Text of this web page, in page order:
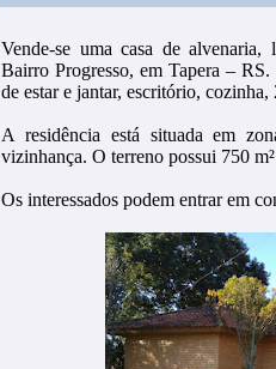
Vende-se uma casa de
Bairro Progresso, em Tapera –
de estar e jantar, escritório,
A residência está situada em
vizinhança. O terreno possui 750
Os interessados podem entrar em